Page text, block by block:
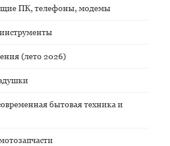
ПК, телефоны, модемы
(лето 2026)
бытовая техника и